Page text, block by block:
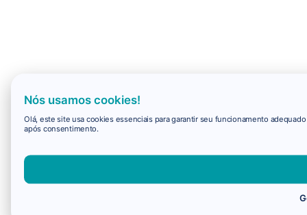
Nós usamos cookies!
Olá, este site usa cookies essenciais para garantir seu funcionamento
após consentimento.